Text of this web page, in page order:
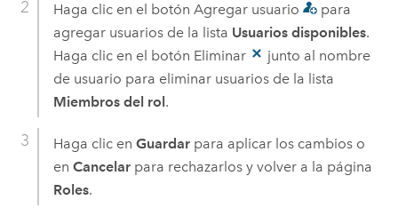
Haga clic en el botón Agregar usuario
para
agregar usuarios de la lista Usuarios disponibles.
Haga clic en el botón Eliminar
junto al nombre
de usuario para eliminar usuarios de la lista
Miembros del rol.
Haga clic en Guardarpara aplicar los cambios o
en Cancelarpara rechazarlos y volver a la página
Roles.